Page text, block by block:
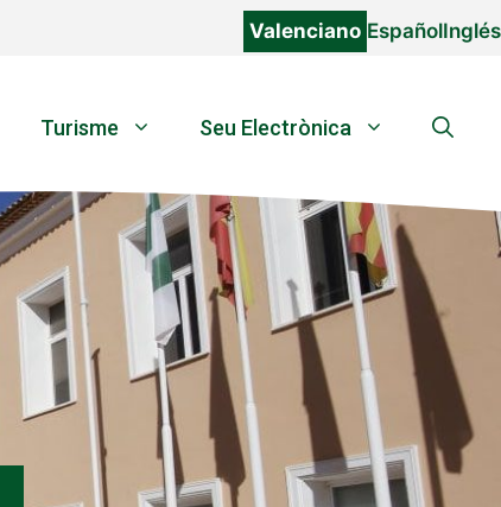
Valenciano EspañolInglés
Turisme Seu Electrònica